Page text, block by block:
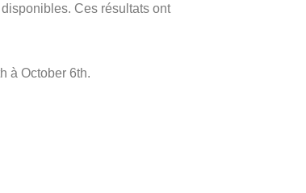
Ces résultats ont
à October 6th.